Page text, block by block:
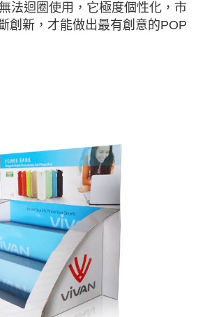
法迴圈使用，它極度個性化，市
創新，才能做出最有創意的POP